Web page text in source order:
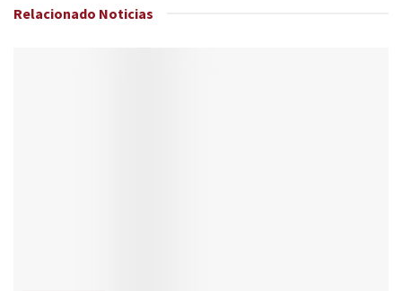
Relacionado Noticias